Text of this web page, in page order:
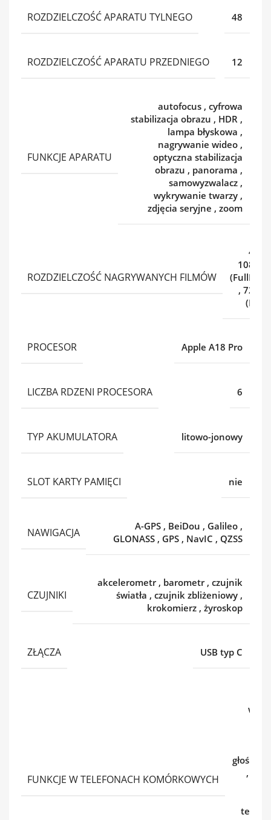
ROZDZIELCZOŚĆ APARATU TYLNEGO 48
ROZDZIELCZOŚĆ APARATU PRZEDNIEGO 12
FUNKCJE APARATU
autofocus , cyfrowa
stabilizacja obrazu , HDR ,
lampa błyskowa ,
nagrywanie wideo ,
optyczna stabilizacja
obrazu , panorama ,
samowyzwalacz ,
wykrywanie twarzy ,
zdjęcia seryjne , zoom
ROZDZIELCZOŚĆ NAGRYWANYCH FILMÓW
4K
1080p
(FullHD)
, 720p
(HD)
PROCESOR Apple A18 Pro
LICZBA RDZENI PROCESORA 6
TYP AKUMULATORA litowo-jonowy
SLOT KARTY PAMIĘCI nie
NAWIGACJA A-GPS , BeiDou , Galileo ,
GLONASS , GPS , NavIC , QZSS
CZUJNIKI
akcelerometr , barometr , czujnik
światła , czujnik zbliżeniowy ,
krokomierz , żyroskop
ZŁĄCZA USB typ C
FUNKCJE W TELEFONACH KOMÓRKOWYCH
,